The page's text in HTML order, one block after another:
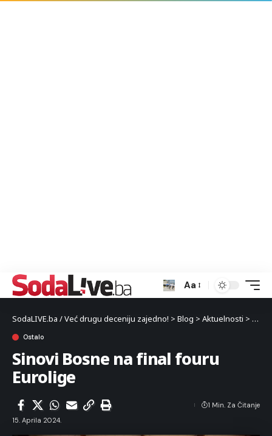
Aa
SodaLIVE.ba / Već drugu deceniju zajedno! > Blog > Aktuelnosti > Sport
Ostalo
Sinovi Bosne na final fouru
Eurolige
15. Aprila 2024.
1 Min. Za Čitanje